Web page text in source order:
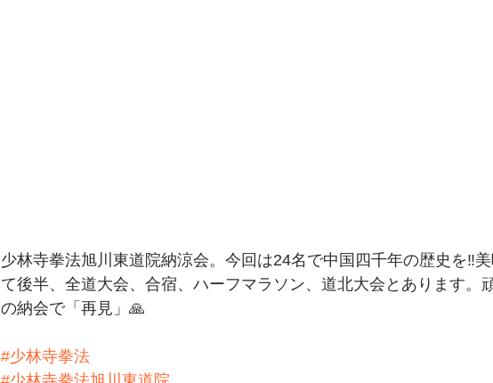
少林寺拳法旭川東道院納涼会。今回は24名で中国四千年の歴史を‼️
て後半、全道大会、合宿、ハーフマラソン、道北大会とあります。
の納会で「再見」🙏
#少林寺拳法